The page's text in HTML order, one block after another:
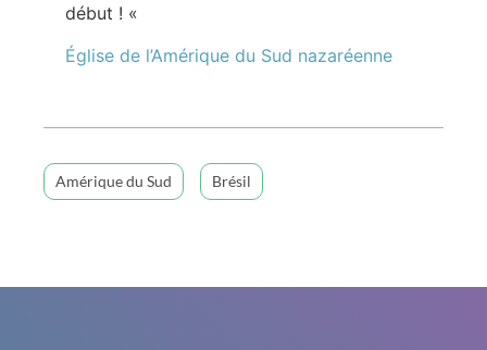
début ! «
Église de l’Amérique du Sud nazaréenne
Amérique du Sud Brésil